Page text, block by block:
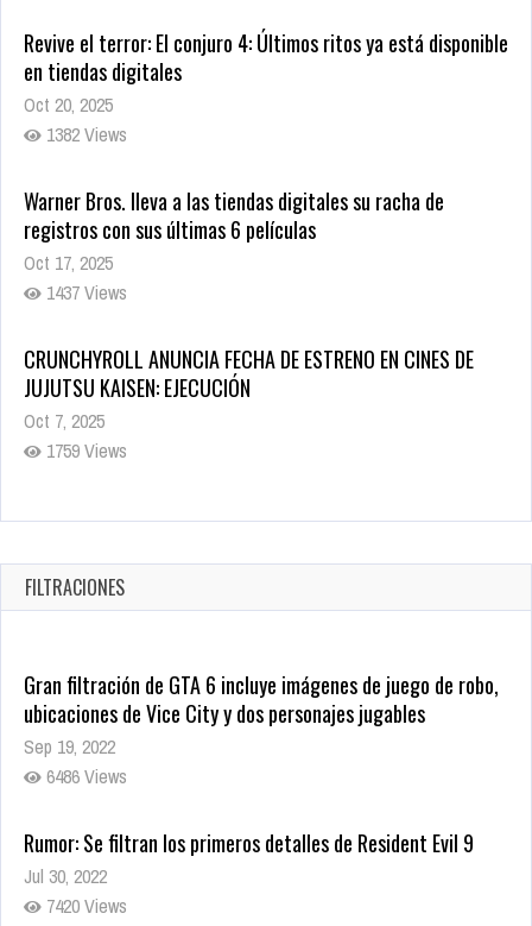
Oct 20, 2025
1382 Views
Warner Bros. lleva a las tiendas digitales su racha de
Oct 17, 2025
1437 Views
CRUNCHYROLL ANUNCIA FECHA DE ESTRENO EN CINES DE
Oct 7, 2025
1759 Views
5 Películas de Terror Basadas en la Vida Real que te Helarán
Oct 22, 2025
1339 Views
FILTRACIONES
Gran filtración de GTA 6 incluye imágenes de juego de robo,
ubicaciones de Vice City y dos personajes jugables
Sep 19, 2022
6486 Views
Rumor: Se filtran los primeros detalles de Resident Evil 9
Jul 30, 2022
7420 Views